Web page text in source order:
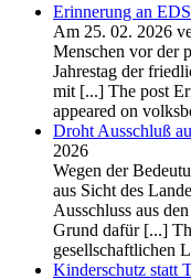
Erinnerung an
Am 25. 02. 2026
Menschen vor der
Jahrestag der
mit [...] The post
appeared on
Droht Ausschluß
2026
Wegen der
aus Sicht des
Ausschluss aus
Grund dafür [...]
gesellschaftlichen
Kinderschutz statt